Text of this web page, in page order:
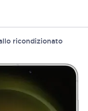
ricondizionato